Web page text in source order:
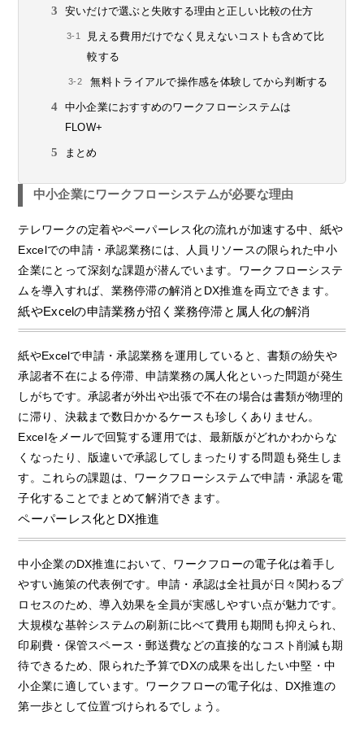
安いだけで選ぶと失敗する理由と正しい比較の仕方
見える費用だけでなく見えないコストも含めて比
較する
無料トライアルで操作感を体験してから判断する
中小企業におすすめのワークフローシステムは
FLOW+
まとめ
中小企業にワークフローシステムが必要な理由
テレワークの定着やペーパーレス化の流れが加速する中、紙や
Excelでの申請・承認業務には、人員リソースの限られた中小
企業にとって深刻な課題が潜んでいます。ワークフローシステ
ムを導入すれば、業務停滞の解消とDX推進を両立できます。
紙やExcelの申請業務が招く業務停滞と属人化の解消
紙やExcelで申請・承認業務を運用していると、書類の紛失や
承認者不在による停滞、申請業務の属人化といった問題が発生
しがちです。承認者が外出や出張で不在の場合は書類が物理的
に滞り、決裁まで数日かかるケースも珍しくありません。
Excelをメールで回覧する運用では、最新版がどれかわからな
くなったり、版違いで承認してしまったりする問題も発生しま
す。これらの課題は、ワークフローシステムで申請・承認を電
子化することでまとめて解消できます。
ペーパーレス化とDX推進
中小企業のDX推進において、ワークフローの電子化は着手し
やすい施策の代表例です。申請・承認は全社員が日々関わるプ
ロセスのため、導入効果を全員が実感しやすい点が魅力です。
大規模な基幹システムの刷新に比べて費用も期間も抑えられ、
印刷費・保管スペース・郵送費などの直接的なコスト削減も期
待できるため、限られた予算でDXの成果を出したい中堅・中
小企業に適しています。ワークフローの電子化は、DX推進の
第一歩として位置づけられるでしょう。